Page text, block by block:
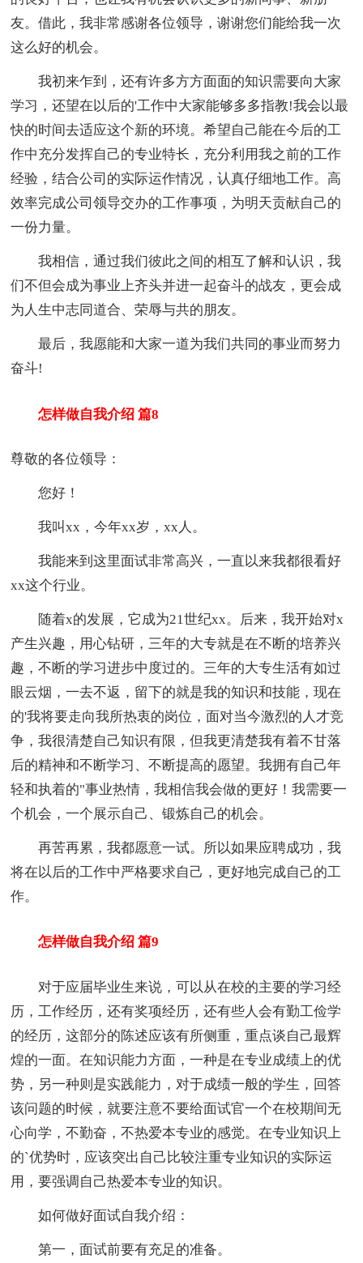
友。借此，我非常感谢各位领导，谢谢您们能给我一次
这么好的机会。
我初来乍到，还有许多方方面面的知识需要向大家
学习，还望在以后的'工作中大家能够多多指教!我会以最
快的时间去适应这个新的环境。希望自己能在今后的工
作中充分发挥自己的专业特长，充分利用我之前的工作
经验，结合公司的实际运作情况，认真仔细地工作。高
效率完成公司领导交办的工作事项，为明天贡献自己的
一份力量。
我相信，通过我们彼此之间的相互了解和认识，我
们不但会成为事业上齐头并进一起奋斗的战友，更会成
为人生中志同道合、荣辱与共的朋友。
最后，我愿能和大家一道为我们共同的事业而努力
奋斗!
怎样做自我介绍 篇8
尊敬的各位领导：
您好！
我叫xx，今年xx岁，xx人。
我能来到这里面试非常高兴，一直以来我都很看好
xx这个行业。
随着x的发展，它成为21世纪xx。后来，我开始对x
产生兴趣，用心钻研，三年的大专就是在不断的培养兴
趣，不断的学习进步中度过的。三年的大专生活有如过
眼云烟，一去不返，留下的就是我的知识和技能，现在
的'我将要走向我所热衷的岗位，面对当今激烈的人才竞
争，我很清楚自己知识有限，但我更清楚我有着不甘落
后的精神和不断学习、不断提高的愿望。我拥有自己年
轻和执着的"事业热情，我相信我会做的更好！我需要一
个机会，一个展示自己、锻炼自己的机会。
再苦再累，我都愿意一试。所以如果应聘成功，我
将在以后的工作中严格要求自己，更好地完成自己的工
作。
怎样做自我介绍 篇9
对于应届毕业生来说，可以从在校的主要的学习经
历，工作经历，还有奖项经历，还有些人会有勤工俭学
的经历，这部分的陈述应该有所侧重，重点谈自己最辉
煌的一面。在知识能力方面，一种是在专业成绩上的优
势，另一种则是实践能力，对于成绩一般的学生，回答
该问题的时候，就要注意不要给面试官一个在校期间无
心向学，不勤奋，不热爱本专业的感觉。在专业知识上
的`优势时，应该突出自己比较注重专业知识的实际运
用，要强调自己热爱本专业的知识。
如何做好面试自我介绍：
第一，面试前要有充足的准备。